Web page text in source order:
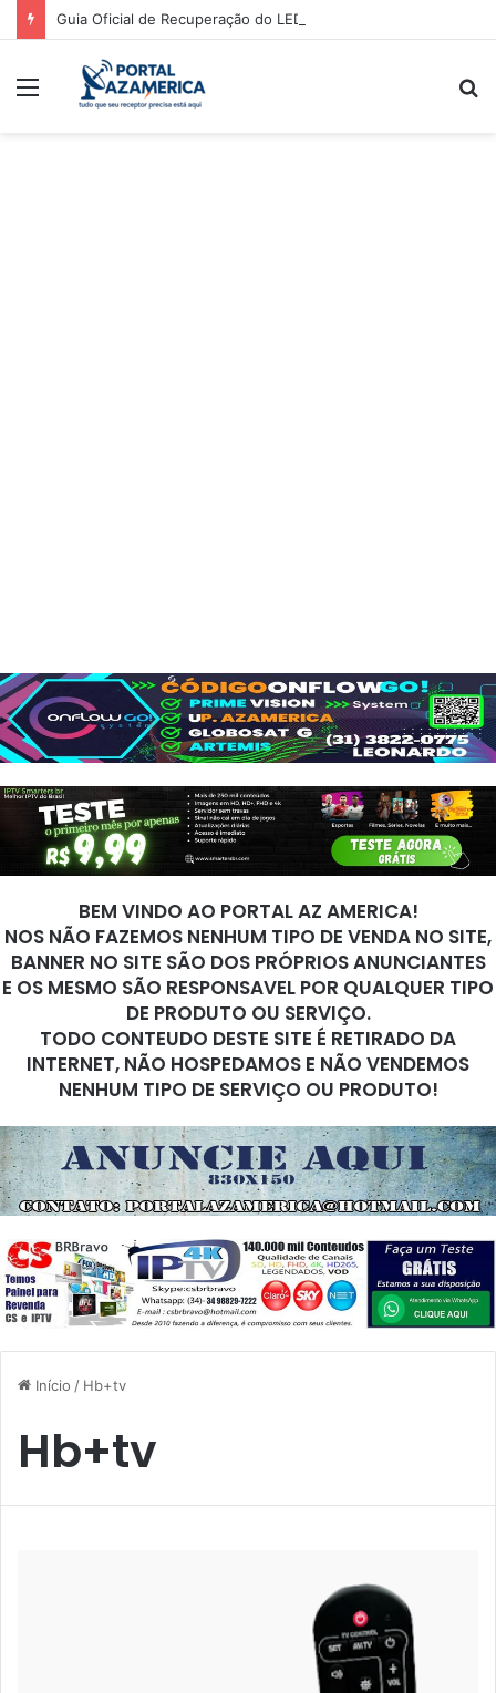
Guia Oficial de Recuperação do LED Vermelho
BEM VINDO AO PORTAL AZ AMERICA!
NOS NÃO FAZEMOS NENHUM TIPO DE VENDA NO SITE,
BANNER NO SITE SÃO DOS PRÓPRIOS ANUNCIANTES
E OS MESMO SÃO RESPONSAVEL POR QUALQUER TIPO
DE PRODUTO OU SERVIÇO.
TODO CONTEUDO DESTE SITE É RETIRADO DA
INTERNET, NÃO HOSPEDAMOS E NÃO VENDEMOS
NENHUM TIPO DE SERVIÇO OU PRODUTO!
Início / Hb+tv
Hb+tv